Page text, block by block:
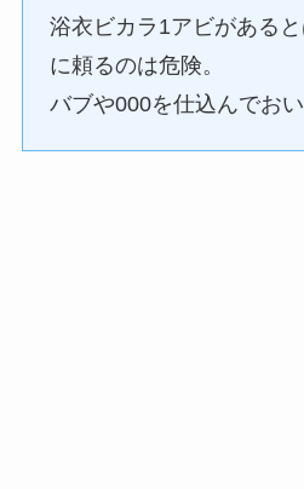
浴衣ビカラ1アビがある
に頼るのは危険。
バブや000を仕込んでお